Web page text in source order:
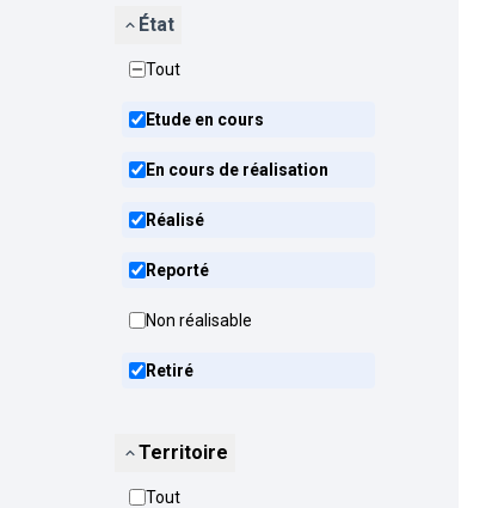
État
Tout
Etude en cours
En cours de réalisation
Réalisé
Reporté
Non réalisable
Retiré
Territoire
Tout